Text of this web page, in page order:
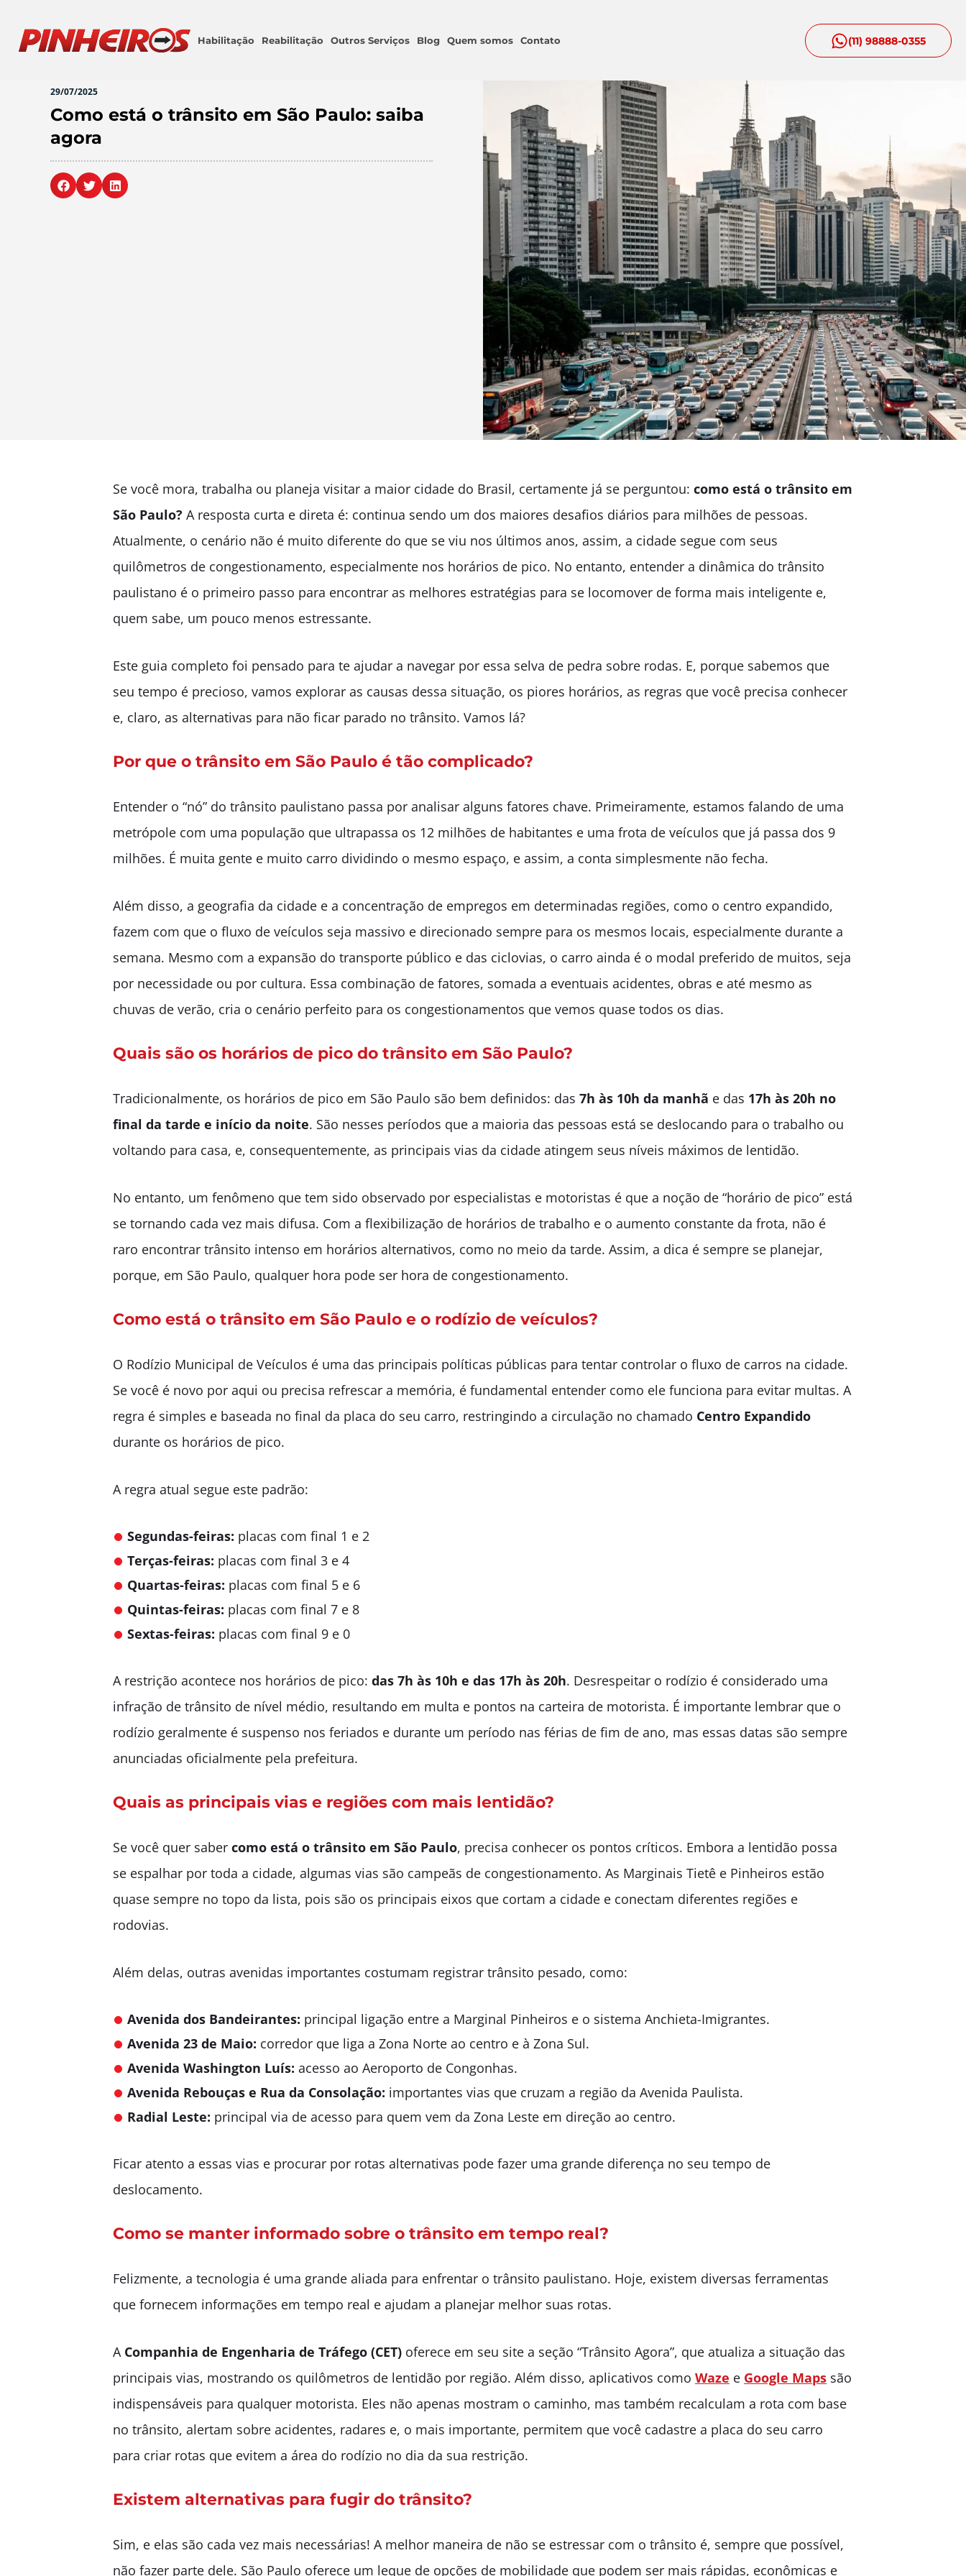
Habilitação Reabilitação Outros Serviços Blog Quem somos Contato (11) 98888-0355
29/07/2025
Como está o trânsito em São Paulo: saiba
agora
Se você mora, trabalha ou planeja visitar a maior cidade do Brasil, certamente já se perguntou: como está o trânsito em
São Paulo? A resposta curta e direta é: continua sendo um dos maiores desafios diários para milhões de pessoas.
Atualmente, o cenário não é muito diferente do que se viu nos últimos anos, assim, a cidade segue com seus
quilômetros de congestionamento, especialmente nos horários de pico. No entanto, entender a dinâmica do trânsito
paulistano é o primeiro passo para encontrar as melhores estratégias para se locomover de forma mais inteligente e,
quem sabe, um pouco menos estressante.
Este guia completo foi pensado para te ajudar a navegar por essa selva de pedra sobre rodas. E, porque sabemos que
seu tempo é precioso, vamos explorar as causas dessa situação, os piores horários, as regras que você precisa conhecer
e, claro, as alternativas para não ficar parado no trânsito. Vamos lá?
Por que o trânsito em São Paulo é tão complicado?
Entender o “nó” do trânsito paulistano passa por analisar alguns fatores chave. Primeiramente, estamos falando de uma
metrópole com uma população que ultrapassa os 12 milhões de habitantes e uma frota de veículos que já passa dos 9
milhões. É muita gente e muito carro dividindo o mesmo espaço, e assim, a conta simplesmente não fecha.
Além disso, a geografia da cidade e a concentração de empregos em determinadas regiões, como o centro expandido,
fazem com que o fluxo de veículos seja massivo e direcionado sempre para os mesmos locais, especialmente durante a
semana. Mesmo com a expansão do transporte público e das ciclovias, o carro ainda é o modal preferido de muitos, seja
por necessidade ou por cultura. Essa combinação de fatores, somada a eventuais acidentes, obras e até mesmo as
chuvas de verão, cria o cenário perfeito para os congestionamentos que vemos quase todos os dias.
Quais são os horários de pico do trânsito em São Paulo?
Tradicionalmente, os horários de pico em São Paulo são bem definidos: das 7h às 10h da manhã e das 17h às 20h no
final da tarde e início da noite. São nesses períodos que a maioria das pessoas está se deslocando para o trabalho ou
voltando para casa, e, consequentemente, as principais vias da cidade atingem seus níveis máximos de lentidão.
No entanto, um fenômeno que tem sido observado por especialistas e motoristas é que a noção de “horário de pico” está
se tornando cada vez mais difusa. Com a flexibilização de horários de trabalho e o aumento constante da frota, não é
raro encontrar trânsito intenso em horários alternativos, como no meio da tarde. Assim, a dica é sempre se planejar,
porque, em São Paulo, qualquer hora pode ser hora de congestionamento.
Como está o trânsito em São Paulo e o rodízio de veículos?
O Rodízio Municipal de Veículos é uma das principais políticas públicas para tentar controlar o fluxo de carros na cidade.
Se você é novo por aqui ou precisa refrescar a memória, é fundamental entender como ele funciona para evitar multas. A
regra é simples e baseada no final da placa do seu carro, restringindo a circulação no chamado Centro Expandido
durante os horários de pico.
A regra atual segue este padrão:
Segundas-feiras: placas com final 1 e 2
Terças-feiras: placas com final 3 e 4
Quartas-feiras: placas com final 5 e 6
Quintas-feiras: placas com final 7 e 8
Sextas-feiras: placas com final 9 e 0
A restrição acontece nos horários de pico: das 7h às 10h e das 17h às 20h. Desrespeitar o rodízio é considerado uma
infração de trânsito de nível médio, resultando em multa e pontos na carteira de motorista. É importante lembrar que o
rodízio geralmente é suspenso nos feriados e durante um período nas férias de fim de ano, mas essas datas são sempre
anunciadas oficialmente pela prefeitura.
Quais as principais vias e regiões com mais lentidão?
Se você quer saber como está o trânsito em São Paulo, precisa conhecer os pontos críticos. Embora a lentidão possa
se espalhar por toda a cidade, algumas vias são campeãs de congestionamento. As Marginais Tietê e Pinheiros estão
quase sempre no topo da lista, pois são os principais eixos que cortam a cidade e conectam diferentes regiões e
rodovias.
Além delas, outras avenidas importantes costumam registrar trânsito pesado, como:
Avenida dos Bandeirantes: principal ligação entre a Marginal Pinheiros e o sistema Anchieta-Imigrantes.
Avenida 23 de Maio: corredor que liga a Zona Norte ao centro e à Zona Sul.
Avenida Washington Luís: acesso ao Aeroporto de Congonhas.
Avenida Rebouças e Rua da Consolação: importantes vias que cruzam a região da Avenida Paulista.
Radial Leste: principal via de acesso para quem vem da Zona Leste em direção ao centro.
Ficar atento a essas vias e procurar por rotas alternativas pode fazer uma grande diferença no seu tempo de
deslocamento.
Como se manter informado sobre o trânsito em tempo real?
Felizmente, a tecnologia é uma grande aliada para enfrentar o trânsito paulistano. Hoje, existem diversas ferramentas
que fornecem informações em tempo real e ajudam a planejar melhor suas rotas.
A Companhia de Engenharia de Tráfego (CET) oferece em seu site a seção “Trânsito Agora”, que atualiza a situação das
principais vias, mostrando os quilômetros de lentidão por região. Além disso, aplicativos como Waze e Google Maps são
indispensáveis para qualquer motorista. Eles não apenas mostram o caminho, mas também recalculam a rota com base
no trânsito, alertam sobre acidentes, radares e, o mais importante, permitem que você cadastre a placa do seu carro
para criar rotas que evitem a área do rodízio no dia da sua restrição.
Existem alternativas para fugir do trânsito?
Sim, e elas são cada vez mais necessárias! A melhor maneira de não se estressar com o trânsito é, sempre que possível,
não fazer parte dele. São Paulo oferece um leque de opções de mobilidade que podem ser mais rápidas, econômicas e